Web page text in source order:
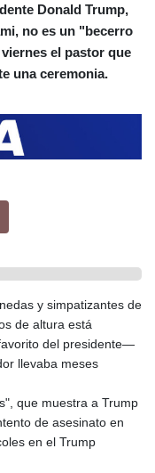
Donald Trump,
no es un "becerro
el pastor que
una ceremonia.
y simpatizantes de
de altura está
del presidente—
llevaba meses
que muestra a Trump
de asesinato en
en el Trump